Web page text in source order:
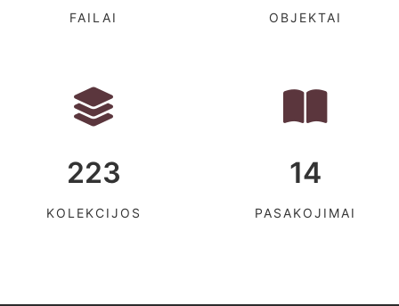
FAILAI OBJEKTAI
223
KOLEKCIJOS
14
PASAKOJIMAI